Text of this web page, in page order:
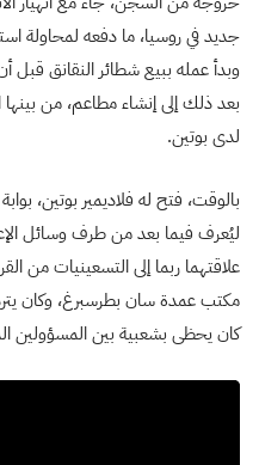
جديد في روسيا، ما دفعه لمحاولة
وبدأ عمله ببيع شطائر النقانق قبل
بعد ذلك إلى إنشاء مطاعم، من بينها
لدى بوتين.
بالوقت، فتح له فلاديمير بوتين،
ليُعرف فيما بعد من طرف وسائل
علاقتهما ربما إلى التسعينيات من
مكتب عمدة سان بطرسبرغ، وكان
كان يحظى بشعبية بين المسؤولين